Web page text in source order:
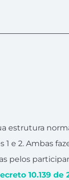
estrutura
1 e 2. Ambas
pelos
10.139 de